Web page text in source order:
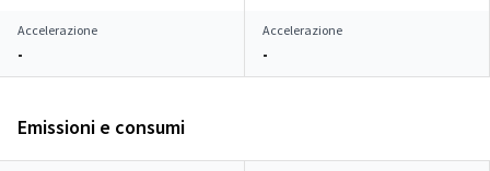
Accelerazione
-
Accelerazione
-
Emissioni e consumi